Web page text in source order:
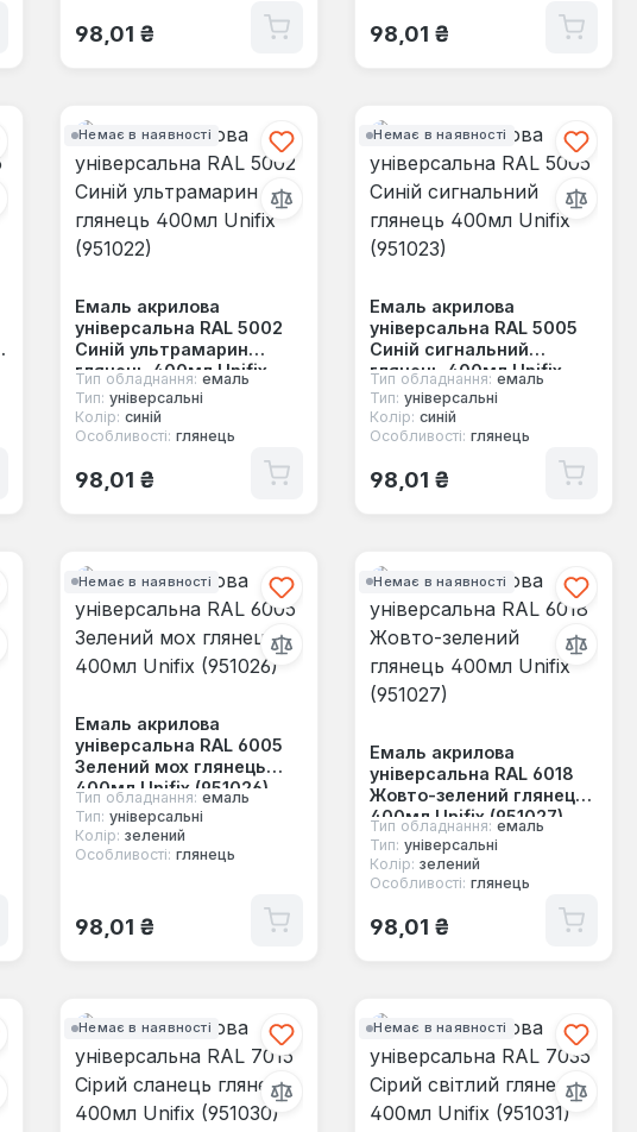
Звичайна ціна:
98,01 ₴ Звичайна ціна:
98,01 ₴
Немає в наявності
Емаль акрилова
універсальна RAL 5002
Синій ультрамарин
глянець 400мл Unifix
(951022)
Тип обладнання: емаль
Тип: універсальні
Колір: синій
Особливості: глянець
Звичайна ціна:
98,01 ₴
Немає в наявності
Емаль акрилова
універсальна RAL 5005
Синій сигнальний
глянець 400мл Unifix
(951023)
Тип обладнання: емаль
Тип: універсальні
Колір: синій
Особливості: глянець
Звичайна ціна:
98,01 ₴
Немає в наявності
Емаль акрилова
універсальна RAL 6005
Зелений мох глянець
400мл Unifix (951026)
Тип обладнання: емаль
Тип: універсальні
Колір: зелений
Особливості: глянець
Звичайна ціна:
98,01 ₴
Немає в наявності
Емаль акрилова
універсальна RAL 6018
Жовто-зелений глянець
400мл Unifix (951027)
Тип обладнання: емаль
Тип: універсальні
Колір: зелений
Особливості: глянець
Звичайна ціна:
98,01 ₴
Немає в наявності Немає в наявності